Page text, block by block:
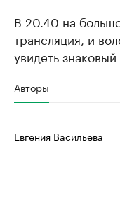
В 20.40 на
трансляция, и
увидеть
Авторы
Евгения Васильева